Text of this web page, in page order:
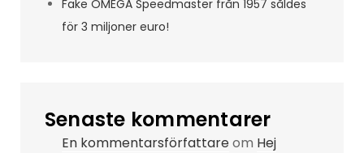
Fake OMEGA Speedmaster från 1957 såldes
för 3 miljoner euro!
Senaste kommentarer
En kommentarsförfattareom Hej